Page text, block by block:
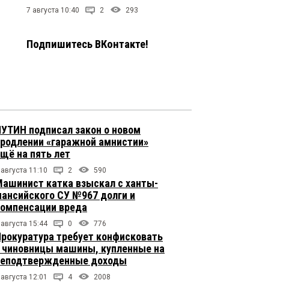
7 августа 10:40 2 293
Подпишитесь ВКонтакте!
подписал закон о новом
«гаражной амнистии»
на пять лет
11:10 2 590
катка взыскал с ханты-
СУ №967 долги и
вреда
15:44 0 776
требует конфисковать
чиновницы машины, купленные на
доходы
12:01 4 2008